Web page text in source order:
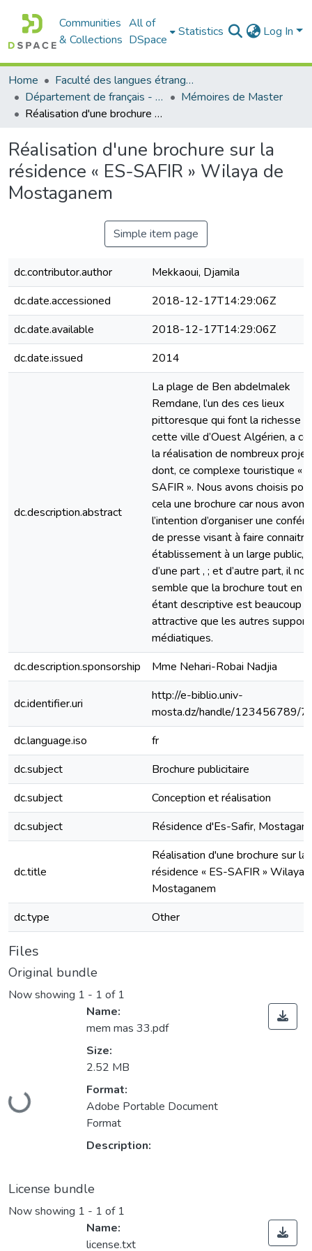
Communities
& Collections
All of
DSpace
Statistics Log In
Home
Faculté des langues étrangères
Département de français - قسم اللغة الفرنسية
Mémoires de Master
Réalisation d'une brochure sur la résidence « ES-SAFIR » Wilaya de Mostaganem
Réalisation d'une brochure sur la
résidence « ES-SAFIR » Wilaya de
Mostaganem
Simple item page
dc.contributor.author
Mekkaoui, Djamila
dc.date.accessioned
2018-12-17T14:29:06Z
dc.date.available
2018-12-17T14:29:06Z
dc.date.issued
2014
dc.description.abstract
La plage de Ben abdelmalek
Remdane, l’un des ces lieux
pittoresque qui font la richesse
cette ville d’Ouest Algérien, a
la réalisation de nombreux
dont, ce complexe touristique «
SAFIR ». Nous avons choisis pour
cela une brochure car nous avons
l’intention d’organiser une
de presse visant à faire
établissement à un large public,
d’une part , ; et d’autre part, il
semble que la brochure tout en
étant descriptive est beaucoup
attractive que les autres
médiatiques.
dc.description.sponsorship
Mme Nehari-Robai Nadjia
dc.identifier.uri
http://e-biblio.univ-
mosta.dz/handle/123456789/
dc.language.iso
fr
dc.subject
Brochure publicitaire
dc.subject
Conception et réalisation
dc.subject
Résidence d'Es-Safir,
dc.title
Réalisation d'une brochure sur la
résidence « ES-SAFIR » Wilaya
Mostaganem
dc.type
Other
Files
Original bundle
Now showing 1 - 1 of 1
Loading...
Name:
mem mas 33.pdf
Size:
2.52 MB
Format:
Adobe Portable Document
Format
Description:
License bundle
Now showing 1 - 1 of 1
Name:
license.txt